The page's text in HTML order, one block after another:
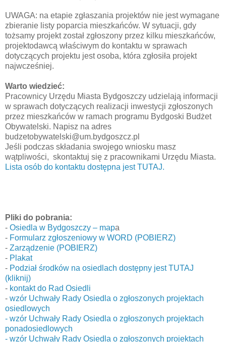
UWAGA: na etapie zgłaszania projektów nie jest wymagane
zbieranie listy poparcia mieszkańców. W sytuacji, gdy
tożsamy projekt został zgłoszony przez kilku mieszkańców,
projektodawcą właściwym do kontaktu w sprawach
dotyczących projektu jest osoba, która zgłosiła projekt
najwcześniej.
Warto wiedzieć:
Pracownicy Urzędu Miasta Bydgoszczy udzielają informacji
w sprawach dotyczących realizacji inwestycji zgłoszonych
przez mieszkańców w ramach programu Bydgoski Budżet
Obywatelski. Napisz na adres
budzetobywatelski@um.bydgoszcz.pl
Jeśli podczas składania swojego wniosku masz
wątpliwości, skontaktuj się z pracownikami Urzędu Miasta.
Lista osób do kontaktu dostępna jest TUTAJ.
Pliki do pobrania:
- Osiedla w Bydgoszczy – mapa
- Formularz zgłoszeniowy w WORD (POBIERZ)
- Zarządzenie (POBIERZ)
- Plakat
- Podział środków na osiedlach dostępny jest TUTAJ
(kliknij)
- kontakt do Rad Osiedli
- wzór Uchwały Rady Osiedla o zgłoszonych projektach
osiedlowych
- wzór Uchwały Rady Osiedla o zgłoszonych projektach
ponadosiedlowych
- wzór Uchwały Rady Osiedla o zgłoszonych projektach